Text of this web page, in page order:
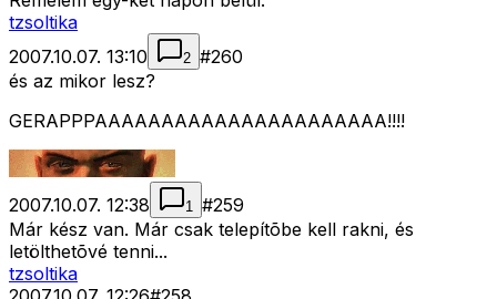
tzsoltika
2007.10.07. 13:10
2 #260
és az mikor lesz?
GERAPPPAAAAAAAAAAAAAAAAAAAAAA!!!!
2007.10.07. 12:38 1 #259
Már kész van. Már csak telepítõbe kell rakni, és
letölthetõvé tenni...
tzsoltika